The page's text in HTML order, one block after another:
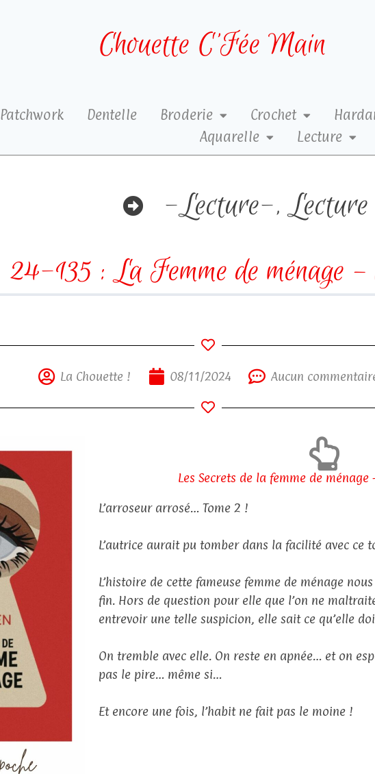
Chouette C’Fée Main
Patchwork Dentelle Broderie Crochet
Aquarelle
Lecture
-Lecture-,
24-135 : La Femme de ménage
La Chouette ! 08/11/2024 Aucun
Les Secrets de la femme de ménage
L’arroseur arrosé… Tome 2 !
L’autrice aurait pu tomber dans la facilité avec ce
L’histoire de cette fameuse femme de ménage
fin. Hors de question pour elle que l’on ne
entrevoir une telle suspicion, elle sait ce qu’elle
On tremble avec elle. On reste en apnée… et on
pas le pire… même si…
Et encore une fois, l’habit ne fait pas le moine !